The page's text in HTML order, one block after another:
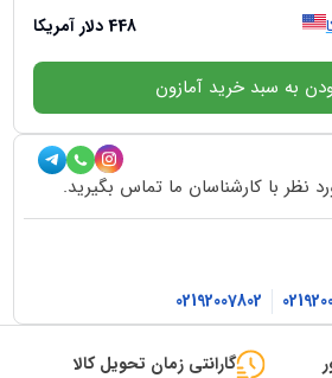
448دلار آمریکا
به سبد خرید آمازون
نظر با کارشناسان ما تماس بگیرید.
02192007802
گارانتی زمان تحویل کالا